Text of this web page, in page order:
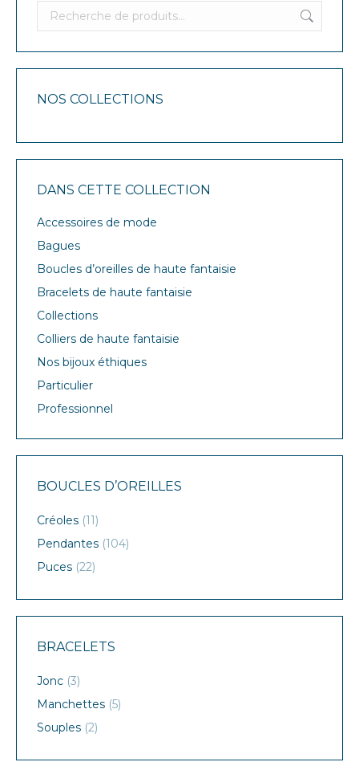
NOS COLLECTIONS
DANS CETTE COLLECTION
Accessoires de mode
Bagues
Boucles d’oreilles de haute fantaisie
Bracelets de haute fantaisie
Collections
Colliers de haute fantaisie
Nos bijoux éthiques
Particulier
Professionnel
BOUCLES D’OREILLES
Créoles (11)
Pendantes (104)
Puces (22)
BRACELETS
Jonc (3)
Manchettes (5)
Souples (2)